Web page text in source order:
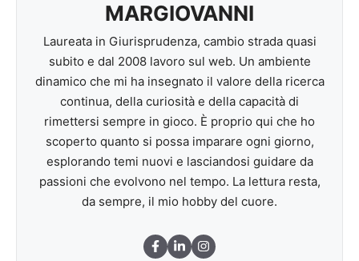
MARGIOVANNI
Laureata in Giurisprudenza, cambio strada quasi
subito e dal 2008 lavoro sul web. Un ambiente
dinamico che mi ha insegnato il valore della ricerca
continua, della curiosità e della capacità di
rimettersi sempre in gioco. È proprio qui che ho
scoperto quanto si possa imparare ogni giorno,
esplorando temi nuovi e lasciandosi guidare da
passioni che evolvono nel tempo. La lettura resta,
da sempre, il mio hobby del cuore.